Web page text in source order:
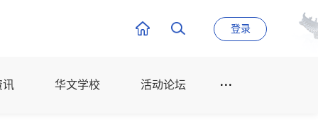
登录
讯 华文学校 活动论坛